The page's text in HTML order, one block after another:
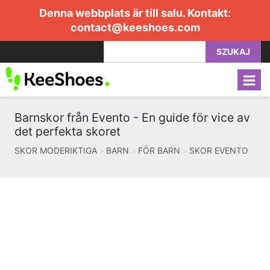
Denna webbplats är till salu. Kontakt:
contact@keeshoes.com
SZUKAJ
Barnskor från Evento - En guide för vice av
det perfekta skoret
SKOR MODERIKTIGA BARN FÖR BARN SKOR EVENTO